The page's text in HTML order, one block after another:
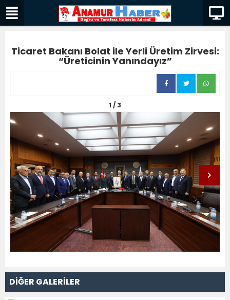
Ticaret Bakanı Bolat ile Yerli Üretim Zirvesi:
“Üreticinin Yanındayız”
1 / 3
DİĞER GALERİLER